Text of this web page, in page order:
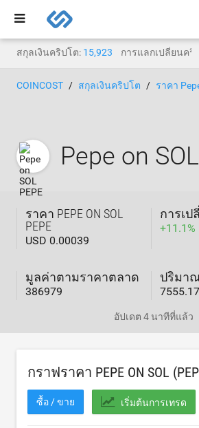
สกุลเงินคริปโต: 15,923 การแลกเปลี่ยนคริ
COINCOST สกุลเงินคริปโต ราคา
Pepe on SOL
ราคา PEPE ON SOL
PEPE
USD 0.00039
การเป
+11.1%
มูลค่าตามราคาตลาด
386979
ปริมา
7555.17
อัปเดต 4 นาทีที่แล้ว
กราฟราคา PEPE ON SOL
ซื้อ / ขาย เริ่มต้นการเทรด